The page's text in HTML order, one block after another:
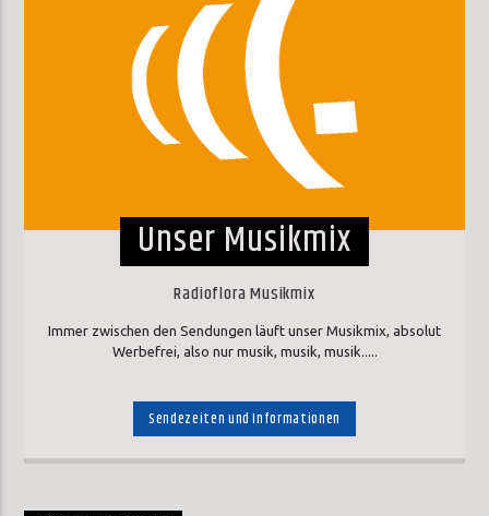
Unser Musikmix
Radioflora Musikmix
Immer zwischen den Sendungen läuft unser Musikmix, absolut
Werbefrei, also nur musik, musik, musik.....
Sendezeiten und Informationen